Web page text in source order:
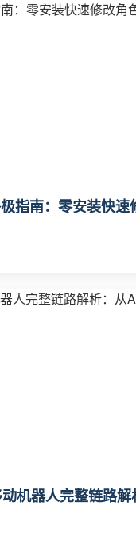
指南：零安装快
机器人完整链路